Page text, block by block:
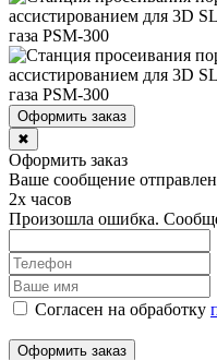
Оформить заказ
✖
Оформить заказ
Ваше сообщение
2х часов
Произошла ошибка.
Согласен на обработку
Оформить заказ